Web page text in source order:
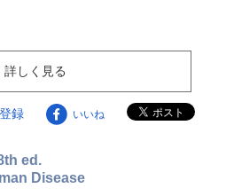
詳しく見る
録 いいね
ed.
Disease